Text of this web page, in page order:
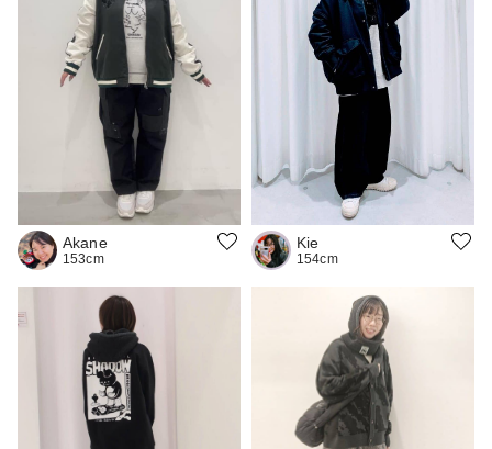
Akane
153cm
Kie
154cm